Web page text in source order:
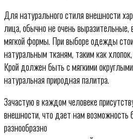
Для натурального стиля внешности
лица, обычно не очень выразительные,
мягкой формы. При выборе одежды
натуральным тканям, таким как
Крой должен быть с мягкими
натуральная природная палитра.
Зачастую в каждом человеке
внешности, что дает нам возможность
разнообразно